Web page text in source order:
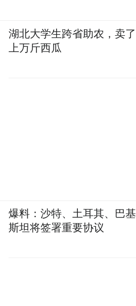
湖北大学生跨省助农，卖了
上万斤西瓜
爆料：沙特、土耳其、巴基
斯坦将签署重要协议